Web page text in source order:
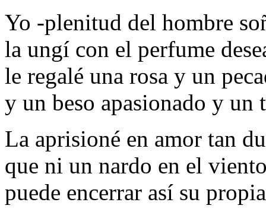
Yo -plenitud del hombre
la ungí con el perfume
le regalé una rosa y un
y un beso apasionado y un
La aprisioné en amor tan
que ni un nardo en el
puede encerrar así su